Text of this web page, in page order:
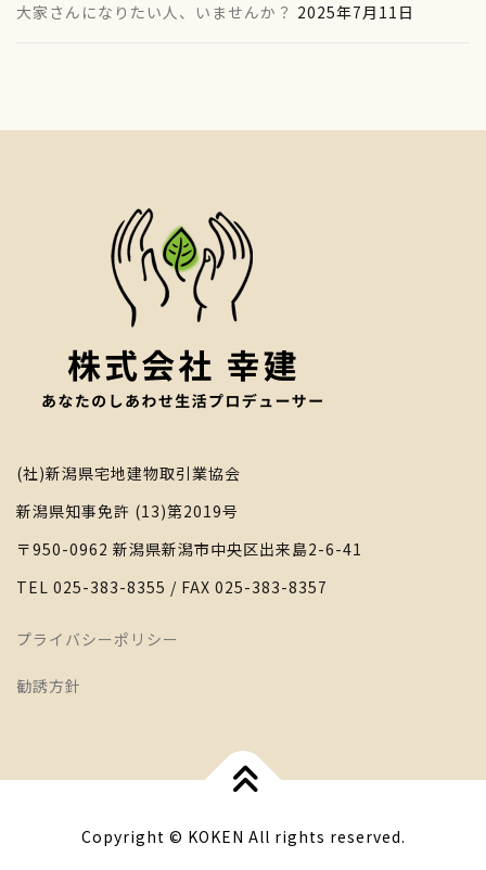
大家さんになりたい人、いませんか？ 2025年7月11日
(社)新潟県宅地建物取引業協会
新潟県知事免許 (13)第2019号
〒950-0962 新潟県新潟市中央区出来島2-6-41
TEL 025-383-8355 / FAX 025-383-8357
プライバシーポリシー
勧誘方針
Copyright © KOKEN All rights reserved.